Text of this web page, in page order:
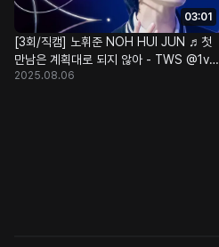
03:01
[3회/직캠] 노휘준 NOH HUI JUN ♬첫
만남은 계획대로 되지 않아 - TWS @1vs1
계급 배틀
2025.08.06